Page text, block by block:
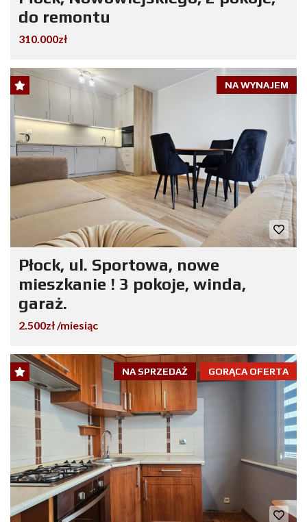
do remontu
310.000zł
NA WYNAJEM
Płock, ul. Sportowa, nowe
mieszkanie ! 3 pokoje, winda,
garaż.
2.500zł /miesiąc
GORĄCA OFERTA
NA SPRZEDAŻ